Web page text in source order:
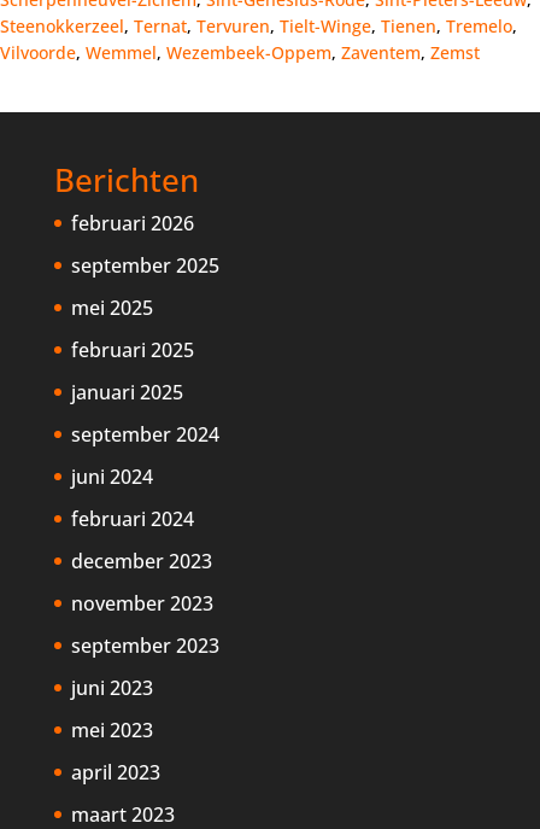
Steenokkerzeel, Ternat, Tervuren, Tielt-Winge, Tienen, Tremelo,
Vilvoorde, Wemmel, Wezembeek-Oppem, Zaventem, Zemst
Berichten
februari 2026
september 2025
mei 2025
februari 2025
januari 2025
september 2024
juni 2024
februari 2024
december 2023
november 2023
september 2023
juni 2023
mei 2023
april 2023
maart 2023